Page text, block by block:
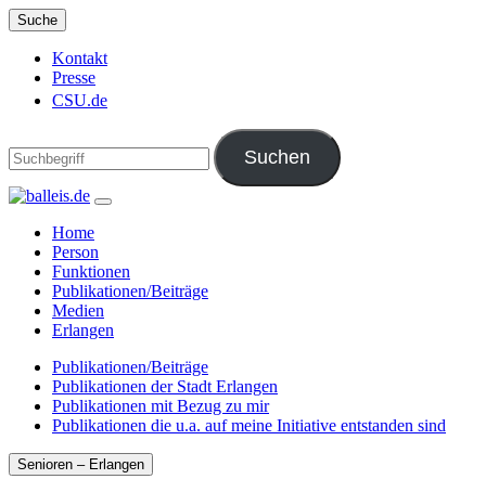
Suche
Kontakt
Presse
CSU.de
Home
Person
Funktionen
Publikationen/Beiträge
Medien
Erlangen
Publikationen/Beiträge
Publikationen der Stadt Erlangen
Publikationen mit Bezug zu mir
Publikationen die u.a. auf meine Initiative entstanden sind
Senioren – Erlangen